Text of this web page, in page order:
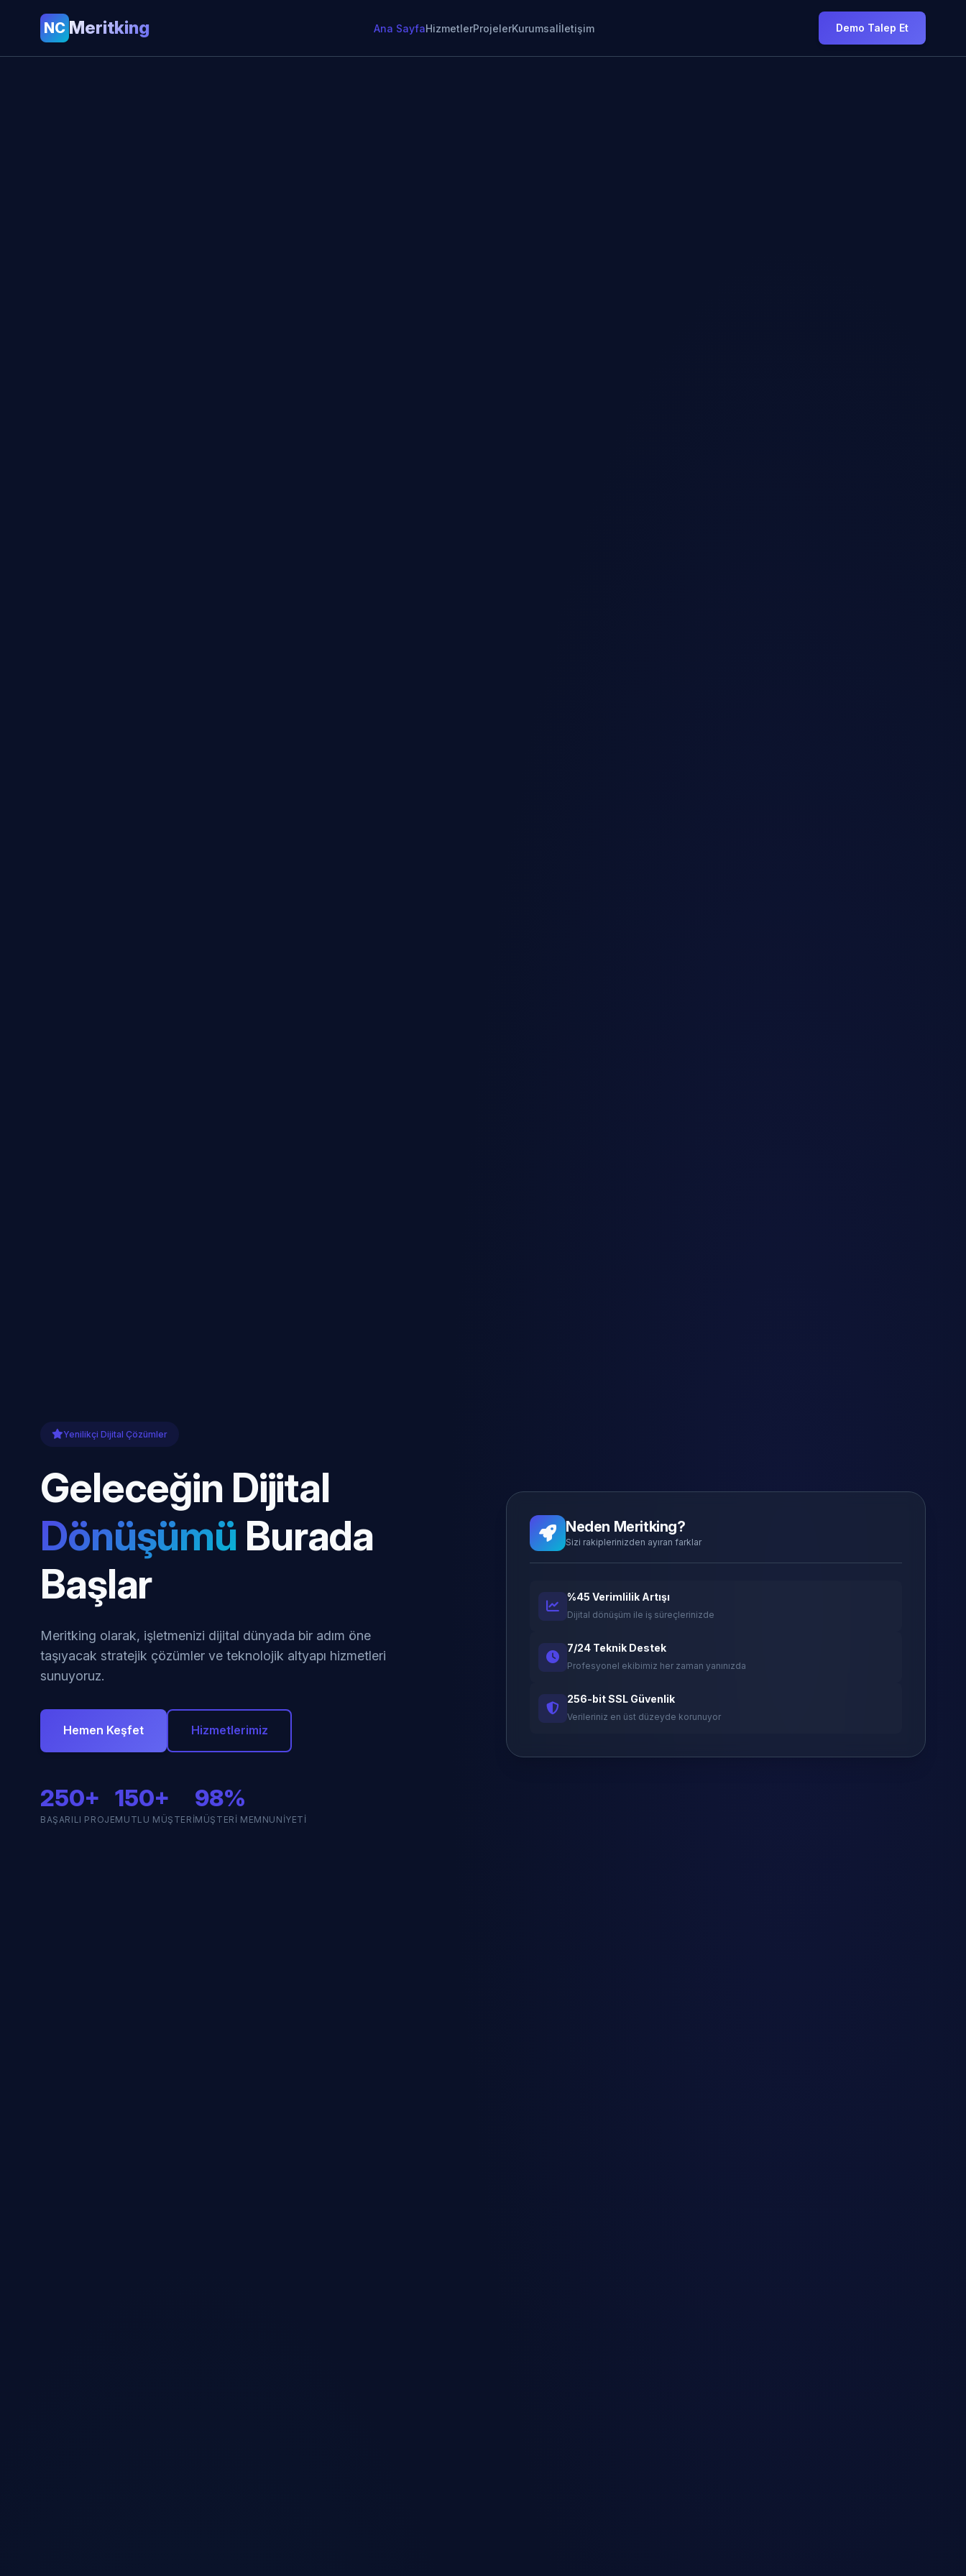
NC Meritking Ana SayfaHizmetlerProjelerKurumsalİletişim Demo Talep Et
Yenilikçi Dijital Çözümler
Geleceğin Dijital
Dönüşümü Burada
Başlar
Meritking olarak, işletmenizi dijital dünyada bir adım öne
taşıyacak stratejik çözümler ve teknolojik altyapı hizmetleri
sunuyoruz.
Hemen Keşfet Hizmetlerimiz
250+
BAŞARILI PROJE
150+
MUTLU MÜŞTERI
98%
MÜŞTERI MEMNUNIYETI
Neden Meritking?
Sizi rakiplerinizden ayıran farklar
%45 Verimlilik Artışı
Dijital dönüşüm ile iş süreçlerinizde
7/24 Teknik Destek
Profesyonel ekibimiz her zaman yanınızda
256-bit SSL Güvenlik
Verileriniz en üst düzeyde korunuyor